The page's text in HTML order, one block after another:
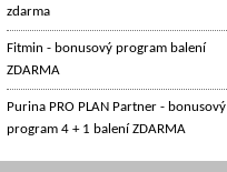
zdarma
Fitmin - bonusový program balení
ZDARMA
Purina PRO PLAN Partner - bonusový
program 4 + 1 balení ZDARMA